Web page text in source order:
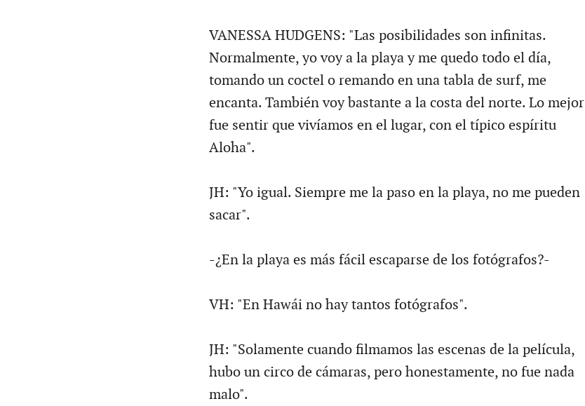
VANESSA HUDGENS: "Las posibilidades son infinitas.
Normalmente, yo voy a la playa y me quedo todo el día,
tomando un coctel o remando en una tabla de surf, me
encanta. También voy bastante a la costa del norte. Lo mejor
fue sentir que vivíamos en el lugar, con el típico espíritu
Aloha".
JH: "Yo igual. Siempre me la paso en la playa, no me pueden
sacar".
-¿En la playa es más fácil escaparse de los fotógrafos?-
VH: "En Hawái no hay tantos fotógrafos".
JH: "Solamente cuando filmamos las escenas de la película,
hubo un circo de cámaras, pero honestamente, no fue nada
malo".